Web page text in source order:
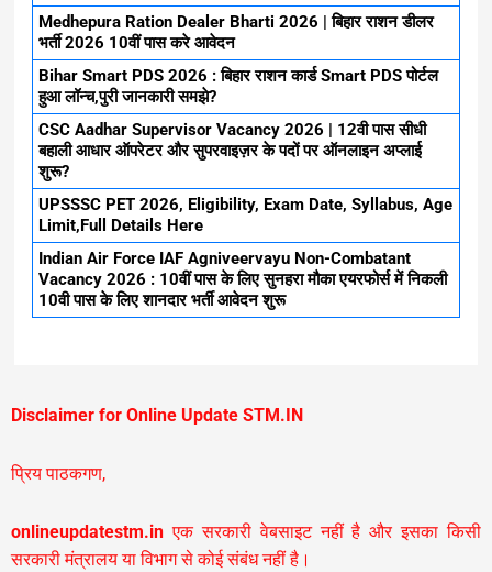
Medhepura Ration Dealer Bharti 2026 | बिहार राशन डीलर
भर्ती 2026 10वीं पास करे आवेदन
Bihar Smart PDS 2026 : बिहार राशन कार्ड Smart PDS पोर्टल
हुआ लॉन्च,पुरी जानकारी समझे?
CSC Aadhar Supervisor Vacancy 2026 | 12वी पास सीधी
बहाली आधार ऑपरेटर और सुपरवाइज़र के पदों पर ऑनलाइन अप्लाई
शुरू?
UPSSSC PET 2026, Eligibility, Exam Date, Syllabus, Age
Limit,Full Details Here
Indian Air Force IAF Agniveervayu Non-Combatant
Vacancy 2026 : 10वीं पास के लिए सुनहरा मौका एयरफोर्स में निकली
10वी पास के लिए शानदार भर्ती आवेदन शुरू
Disclaimer for Online Update STM.IN
प्रिय पाठकगण,
onlineupdatestm.in एक सरकारी वेबसाइट नहीं है और इसका किसी
सरकारी मंत्रालय या विभाग से कोई संबंध नहीं है।